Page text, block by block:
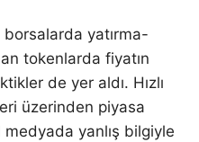
yatırma-
tokenlarda fiyatın
de yer aldı. Hızlı
üzerinden piyasa
yanlış bilgiyle